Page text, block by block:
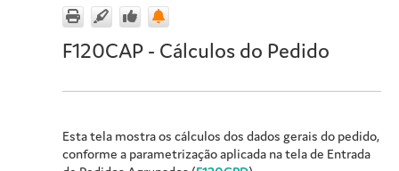
F120CAP - Cálculos do Pedido
Esta tela mostra os cálculos dos dados gerais do pedido,
conforme a parametrização aplicada na tela de Entrada